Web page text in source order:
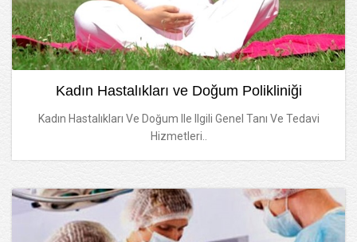
Kadın Hastalıkları ve Doğum Polikliniği
Kadın Hastalıkları Ve Doğum Ile Ilgili Genel Tanı Ve Tedavi
Hizmetleri..